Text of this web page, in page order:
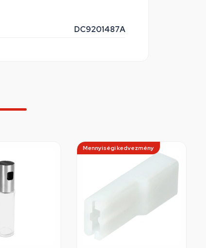
DC9201487A
Mennyiségi kedvezmény